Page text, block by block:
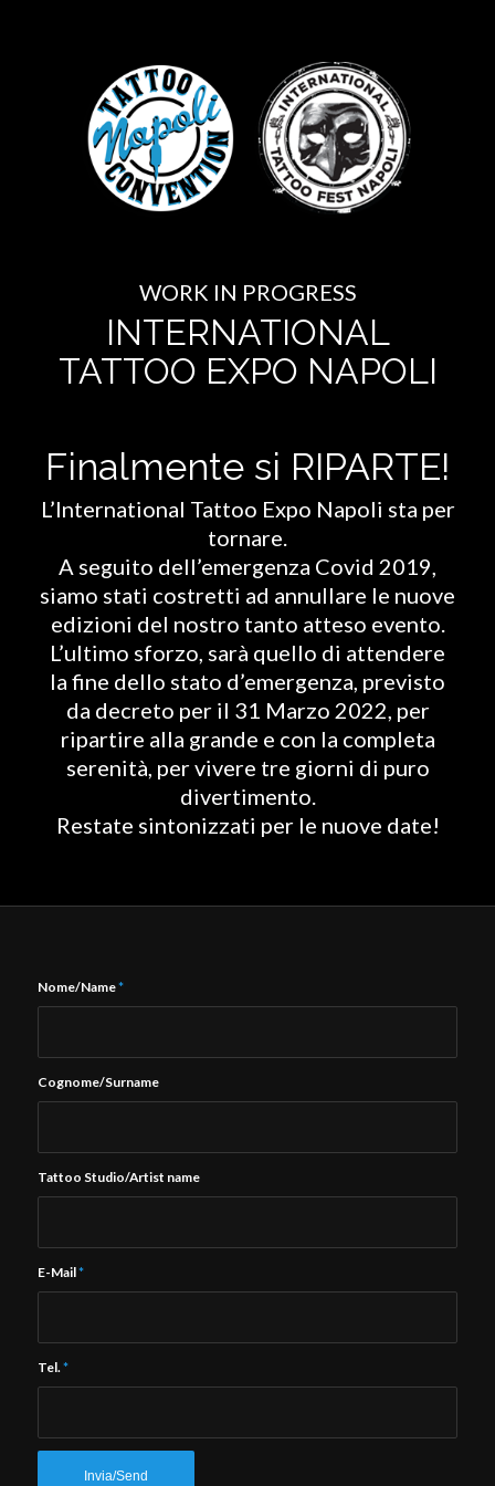
WORK IN PROGRESS
INTERNATIONAL
TATTOO EXPO NAPOLI
Finalmente si RIPARTE!
L’International Tattoo Expo Napoli sta per
tornare.
A seguito dell’emergenza Covid 2019,
siamo stati costretti ad annullare le nuove
edizioni del nostro tanto atteso evento.
L’ultimo sforzo, sarà quello di attendere
la fine dello stato d’emergenza, previsto
da decreto per il 31 Marzo 2022, per
ripartire alla grande e con la completa
serenità, per vivere tre giorni di puro
divertimento.
Restate sintonizzati per le nuove date!
Nome/Name*
Cognome/Surname
Tattoo Studio/Artist name
E-Mail*
Tel.*